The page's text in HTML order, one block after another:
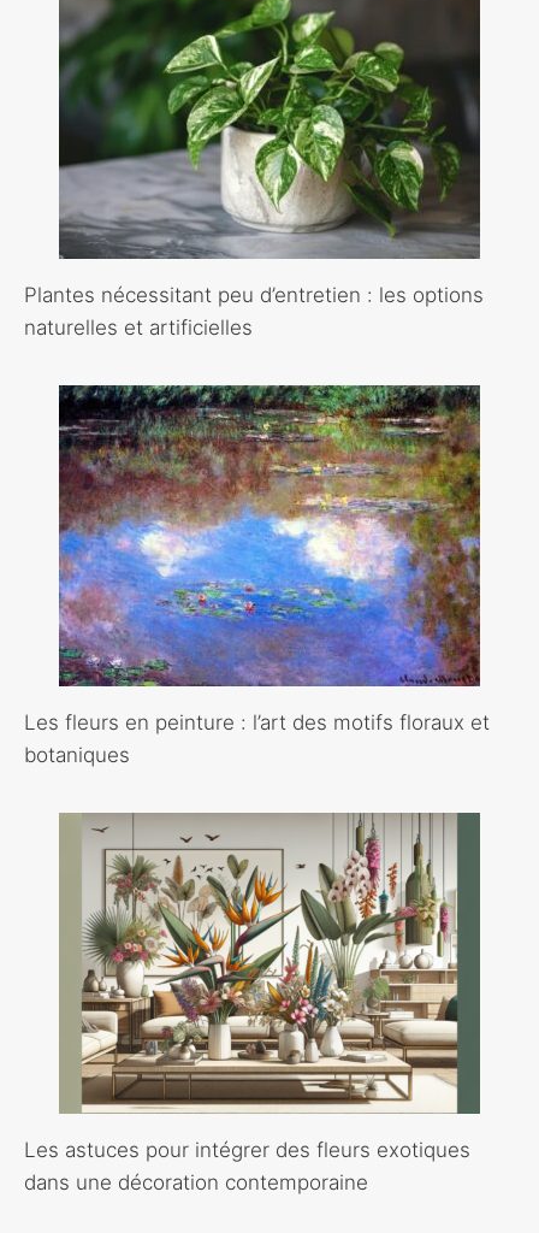
Plantes nécessitant peu d’entretien : les options
naturelles et artificielles
Les fleurs en peinture : l’art des motifs floraux et
botaniques
Les astuces pour intégrer des fleurs exotiques
dans une décoration contemporaine